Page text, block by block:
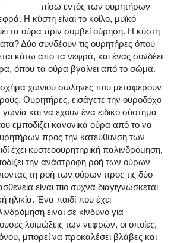
πίσω εντός των ουρητήρων
Η κύστη είναι το κοίλο, μυϊκό
τα ούρα πριν συμβεί ούρηση. Η κύστη
Δύο συνδέουν τις ουρητήρες όπου
κάτω από τα νεφρά, και ένας συνδέει
όπου τα ούρα βγαίνει από το σώμα.
σχήμα χωνιού σωλήνες που μεταφέρουν
Ουρητήρες, εισάγετε την ουροδόχο
και να έχουν ένα ειδικό σύστημα
εμποδίζει κανονικά ούρα από το να
προς την κατεύθυνση των
έχει κυστεοουρητηρική παλινδρόμηση,
την ανάστροφη ροή των ούρων
τη ροή των ούρων προς τις δύο
είναι πιο συχνά διαγιγνώσκεται
ηλικία. Ένα παιδί που έχει
είναι σε κίνδυνο για
λοιμώξεις των νεφρών, οι οποίες,
μπορεί να προκαλέσει βλάβες και